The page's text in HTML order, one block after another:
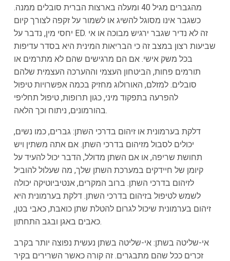
מהגברים מגיל 40 ומעלה בארצות הברית סובלים ממנה.
כשגבר אינו מסוגל להשיג או לשמור על זקפה לצורך קיום
יחסי מין, נדבר על ED. זה לא נדיר שגבר ירגיש מבוכה או אי
שביעות רצון במצב זה כי הבריאות המינית היא בסדר עדיפות
בכל משק אישי. אם הם מרגישים שהם לא מתרמים או
תורמים פחות, הביטחון העצמי וההערכה העצמית שלהם
סובלים. למזלם, האורולוג מחזיק בכמה אפשרויות טיפול
להפרעה בתפקוד מיני, כגון תרופות, טיפול תחליפי
בהורמונים, ניתוח וכך הלאה.
דלקת בערמונית או זיהום בדרכי השתן: גברים, כמו נשים,
יכולים לסבול מזיהום בדרכי השתן. אם אתה משתין ויש
תחושת שריפה, או אם השתן מדולל, הדבר יכול להעיד על
קיומן של חיידקים במערכת השתן שלך, מה שעלול להוביל
לזיהום בדרכי השתן. ברוב המקרים, אנטיביוטיקה יכולה
לשמש לטיפול בזיהום בדרכי השתן. דלקת בערמונית היא
זיהום בערמונית שיכול לגרום להטלת שתן כואבת, כאבי בטן,
כאבים באגן ובגב התחתון.
אי-שליטה בשתן: אי-שליטה בשתן נעשית נפוצה יותר בקרב
זכרים ככל שהם מתבגרים. זה קורה כאשר השרירים בקיר